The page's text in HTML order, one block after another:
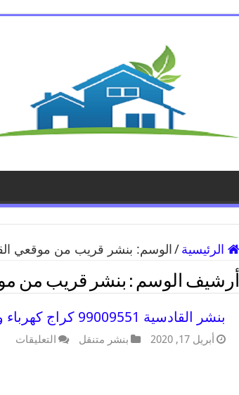
الرئيسية / الوسم: بنشر قريب من موقعي
أرشيف الوسم : بنشر قريب من
بنشر القادسية 99009551 كراج كهرباء وبنشر متنقل قريب من موقعي
أبريل 17, 2020 بنشر متنقل التعليقات